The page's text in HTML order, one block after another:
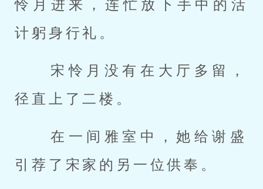
怜月进来，连忙放下手中的活
计躬身行礼。
径直上了二楼。
引荐了宋家的另一位供奉。